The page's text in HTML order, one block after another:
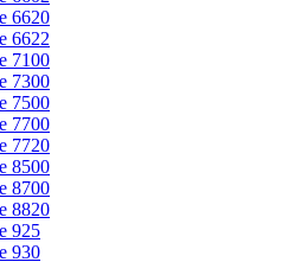
6620
6622
7100
7300
7500
7700
7720
8500
8700
8820
925
930